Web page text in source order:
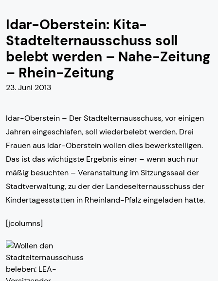
Idar-Oberstein: Kita-
Stadtelternausschuss soll
belebt werden – Nahe-Zeitung
– Rhein-Zeitung
23. Juni 2013
Idar-Oberstein – Der Stadtelternausschuss, vor einigen
Jahren eingeschlafen, soll wiederbelebt werden. Drei
Frauen aus Idar-Oberstein wollen dies bewerkstelligen.
Das ist das wichtigste Ergebnis einer – wenn auch nur
mäßig besuchten – Veranstaltung im Sitzungssaal der
Stadtverwaltung, zu der der Landeselternausschuss der
Kindertagesstätten in Rheinland-Pfalz eingeladen hatte.
[jcolumns]